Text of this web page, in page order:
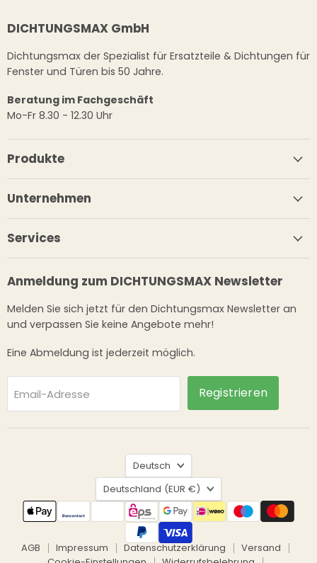
DICHTUNGSMAX GmbH
Dichtungsmax der Spezialist für Ersatzteile & Dichtungen für
Fenster und Türen bis 50 Jahre.
Beratung im Fachgeschäft
Mo-Fr 8.30 - 12.30 Uhr
Produkte
Unternehmen
Services
Anmeldung zum DICHTUNGSMAX Newsletter
Melden Sie sich jetzt für den Dichtungsmax Newsletter an
und verpassen Sie keine Angebote mehr!
Eine Abmeldung ist jederzeit möglich.
Email-Adresse Registrieren
Sprache
Deutsch
Land
Deutschland (EUR €)
AGB Impressum Datenschutzerklärung
Versand